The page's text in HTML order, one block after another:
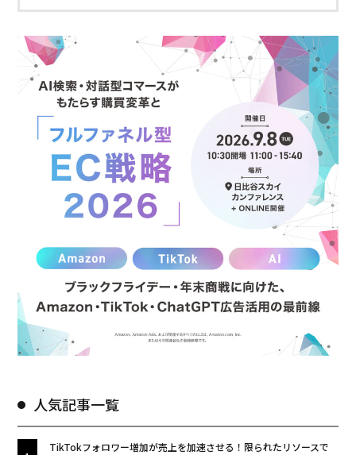
人気記事一覧
TikTokフォロワー増加が売上を加速させる！限られたリソースで